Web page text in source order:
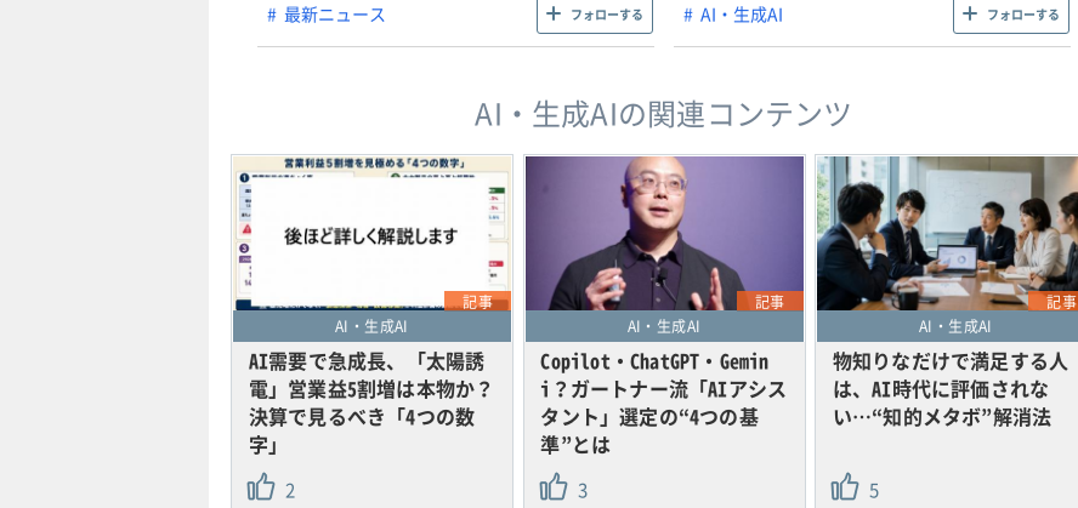
最新ニュース フォローする AI・生成AI フォローする
AI・生成AIの関連コンテンツ
記事
AI・生成AI
AI需要で急成長、「太陽誘
電」営業益5割増は本物か？
決算で見るべき「4つの数
字」
2
記事
AI・生成AI
Copilot・ChatGPT・Gemin
i？ガートナー流「AIアシス
タント」選定の“4つの基
準”とは
3
記事
AI・生成AI
物知りなだけで満足する人
は、AI時代に評価されな
い…“知的メタボ”解消法
5